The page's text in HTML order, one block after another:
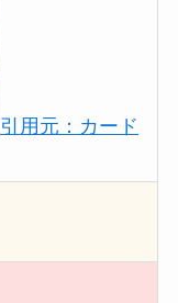
引用元：カード